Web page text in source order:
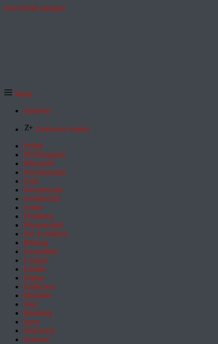
Zum Inhalt springen
Menü
Startseite
Exklusive Artikel
Politik
ZEITmagazin
Wirtschaft
Wochenmarkt
Geld
Wochenende
Gesellschaft
Arbeit
Feuilleton
Wissenschaft
Pol. Feuilleton
Bildung
Gesundheit
Campus
Familie
Digital
Entdecken
Mobilität
Sinn
Hamburg
Sport
Österreich
Schweiz